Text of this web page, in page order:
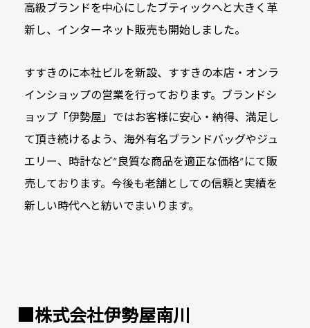
高級ブランドを中心にしたブティックへと大きく革
新し、インターネット販売も開始しました。
すすきのに本社ビルを新設、すすきの本店‧オンラ
インショップの営業を行っております。ブランドシ
ョップ「伊勢屋」ではお客様に安心‧納得、満足し
て頂き続けるよう、海外有名ブランドバッグやジュ
エリー、時計など”良質な商品を適正な価格”にて販
売しております。今後も老舗としての信頼と実績を
新しい時代へと紡いでまいります。
■株式会社伊勢屋南川